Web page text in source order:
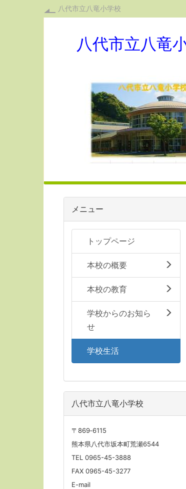
八代市立八竜小学校
八代市立八竜
メニュー
トップページ
本校の概要
本校の教育
学校からのお知ら
せ
学校生活
八代市立八竜小学校
〒869‐6115
熊本県八代市坂本町荒瀬6544
TEL 0965-45-3888
FAX 0965-45-3277
E-mail